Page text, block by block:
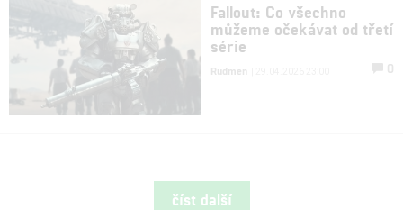
Fallout: Co všechno
můžeme očekávat od třetí
série
Rudmen 0
číst další